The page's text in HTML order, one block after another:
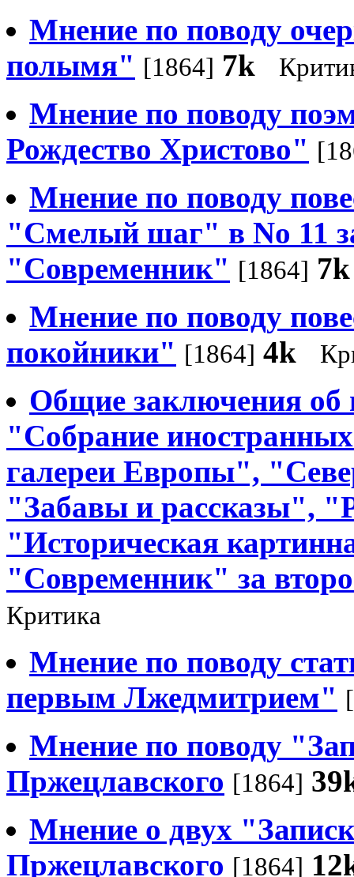
Мнение по поводу
полымя" [1864] 7k
Мнение по поводу
Рождество Христово"
Мнение по поводу
"Смелый шаг" в No 11
"Современник" [1864] 7k
Мнение по поводу
покойники" [1864] 4k
Общие заключения об
"Собрание
галереи Европы",
"Забавы и рассказы",
"Историческая
"Современник" за
Критика
Мнение по поводу
первым Лжедмитрием"
Мнение по поводу
Пржецлавского [1864]
Мнение о двух
Пржецлавского [1864]